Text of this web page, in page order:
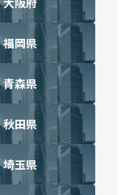
福岡県
青森県
秋田県
埼玉県